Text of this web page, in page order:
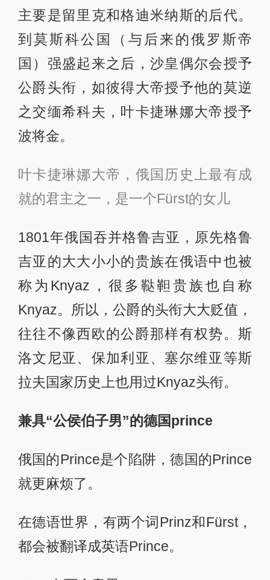
主要是留里克和格迪米纳斯的后代。
到莫斯科公国（与后来的俄罗斯帝
国）强盛起来之后，沙皇偶尔会授予
公爵头衔，如彼得大帝授予他的莫逆
之交缅希科夫，叶卡捷琳娜大帝授予
波将金。
叶卡捷琳娜大帝，俄国历史上最有成
就的君主之一，是一个Fürst的女儿
1801年俄国吞并格鲁吉亚，原先格鲁
吉亚的大大小小的贵族在俄语中也被
称为Knyaz，很多鞑靼贵族也自称
Knyaz。所以，公爵的头衔大大贬值，
往往不像西欧的公爵那样有权势。斯
洛文尼亚、保加利亚、塞尔维亚等斯
拉夫国家历史上也用过Knyaz头衔。
兼具“公侯伯子男”的德国prince
俄国的Prince是个陷阱，德国的Prince
就更麻烦了。
在德语世界，有两个词Prinz和Fürst，
都会被翻译成英语Prince。